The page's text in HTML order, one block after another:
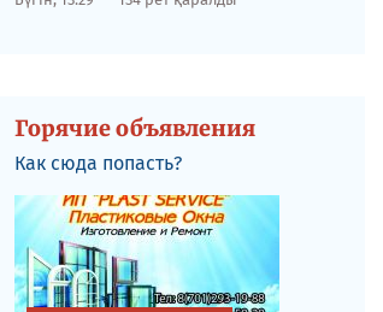
Горячие объявления
Как сюда попасть?